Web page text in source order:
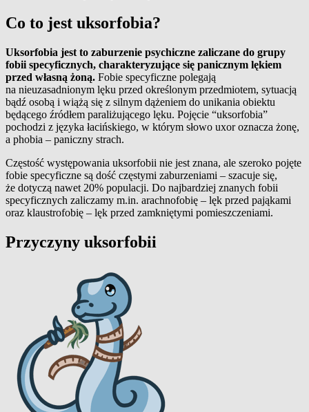
Co to jest uksorfobia?
Uksorfobia jest to zaburzenie psychiczne zaliczane do grupy
fobii specyficznych, charakteryzujące się panicznym lękiem
przed własną żoną. Fobie specyficzne polegają
na nieuzasadnionym lęku przed określonym przedmiotem, sytuacją
bądź osobą i wiążą się z silnym dążeniem do unikania obiektu
będącego źródłem paraliżującego lęku. Pojęcie “uksorfobia”
pochodzi z języka łacińskiego, w którym słowo uxor oznacza żonę,
a phobia – paniczny strach.
Częstość występowania uksorfobii nie jest znana, ale szeroko pojęte
fobie specyficzne są dość częstymi zaburzeniami – szacuje się,
że dotyczą nawet 20% populacji. Do najbardziej znanych fobii
specyficznych zaliczamy m.in. arachnofobię – lęk przed pająkami
oraz klaustrofobię – lęk przed zamkniętymi pomieszczeniami.
Przyczyny uksorfobii